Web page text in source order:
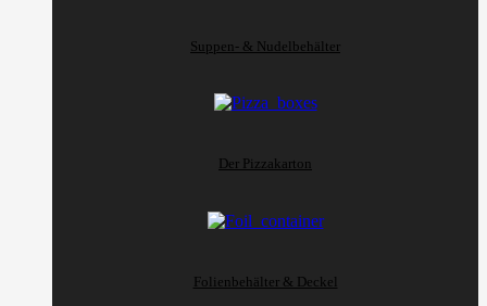
Suppen- & Nudelbehälter
Der Pizzakarton
Folienbehälter & Deckel